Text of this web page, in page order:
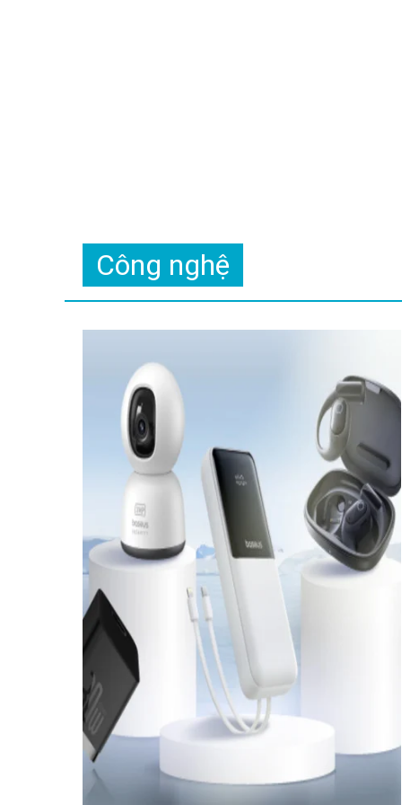
Công nghệ